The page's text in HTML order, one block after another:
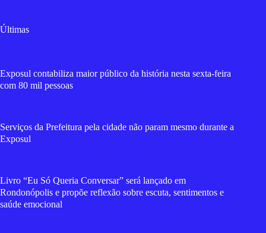
Últimas
Exposul contabiliza maior público da história nesta sexta-feira
com 80 mil pessoas
Serviços da Prefeitura pela cidade não param mesmo durante a
Exposul
Livro “Eu Só Queria Conversar” será lançado em
Rondonópolis e propõe reflexão sobre escuta, sentimentos e
saúde emocional